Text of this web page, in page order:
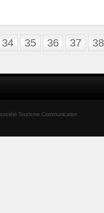
34 35 36 37 38
Tourisme Communication